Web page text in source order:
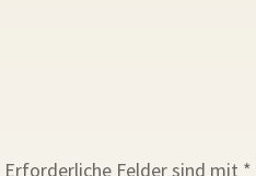
Erforderliche Felder sind mit *